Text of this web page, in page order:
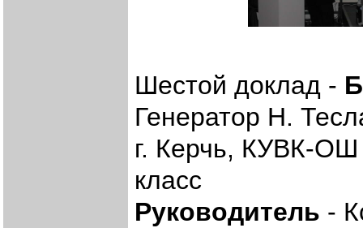
Шестой доклад -
Генератор Н.
г. Керчь, КУВК-
класс
Руководитель -